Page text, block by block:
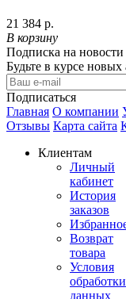
21 384 р.
В корзину
Подписка на новости
Будьте в курсе
Подписаться
Главная О компании
Отзывы Карта сайта
Клиентам
Личный
кабинет
История
заказов
Возврат
товара
Условия
обработки
данных